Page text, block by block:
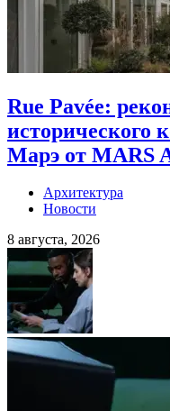
Rue Pavée:
исторического
Марэ от MARS
Архитектура
Новости
8 августа, 2026